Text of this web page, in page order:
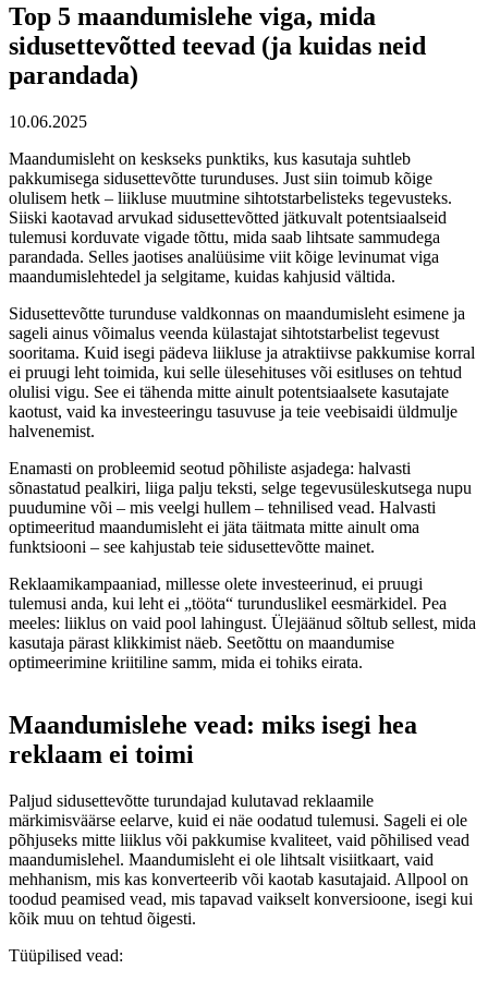
Top 5 maandumislehe viga, mida
sidusettevõtted teevad (ja kuidas neid
parandada)
10.06.2025
Maandumisleht on keskseks punktiks, kus kasutaja suhtleb
pakkumisega sidusettevõtte turunduses. Just siin toimub kõige
olulisem hetk – liikluse muutmine sihtotstarbelisteks tegevusteks.
Siiski kaotavad arvukad sidusettevõtted jätkuvalt potentsiaalseid
tulemusi korduvate vigade tõttu, mida saab lihtsate sammudega
parandada. Selles jaotises analüüsime viit kõige levinumat viga
maandumislehtedel ja selgitame, kuidas kahjusid vältida.
Sidusettevõtte turunduse valdkonnas on maandumisleht esimene ja
sageli ainus võimalus veenda külastajat sihtotstarbelist tegevust
sooritama. Kuid isegi pädeva liikluse ja atraktiivse pakkumise korral
ei pruugi leht toimida, kui selle ülesehituses või esitluses on tehtud
olulisi vigu. See ei tähenda mitte ainult potentsiaalsete kasutajate
kaotust, vaid ka investeeringu tasuvuse ja teie veebisaidi üldmulje
halvenemist.
Enamasti on probleemid seotud põhiliste asjadega: halvasti
sõnastatud pealkiri, liiga palju teksti, selge tegevusüleskutsega nupu
puudumine või – mis veelgi hullem – tehnilised vead. Halvasti
optimeeritud maandumisleht ei jäta täitmata mitte ainult oma
funktsiooni – see kahjustab teie sidusettevõtte mainet.
Reklaamikampaaniad, millesse olete investeerinud, ei pruugi
tulemusi anda, kui leht ei „tööta“ turunduslikel eesmärkidel. Pea
meeles: liiklus on vaid pool lahingust. Ülejäänud sõltub sellest, mida
kasutaja pärast klikkimist näeb. Seetõttu on maandumise
optimeerimine kriitiline samm, mida ei tohiks eirata.
Maandumislehe vead: miks isegi hea
reklaam ei toimi
Paljud sidusettevõtte turundajad kulutavad reklaamile
märkimisväärse eelarve, kuid ei näe oodatud tulemusi. Sageli ei ole
põhjuseks mitte liiklus või pakkumise kvaliteet, vaid põhilised vead
maandumislehel. Maandumisleht ei ole lihtsalt visiitkaart, vaid
mehhanism, mis kas konverteerib või kaotab kasutajaid. Allpool on
toodud peamised vead, mis tapavad vaikselt konversioone, isegi kui
kõik muu on tehtud õigesti.
Tüüpilised vead: